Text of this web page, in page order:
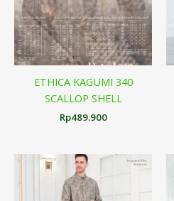
ETHICA KAGUMI 340
SCALLOP SHELL
Rp489.900